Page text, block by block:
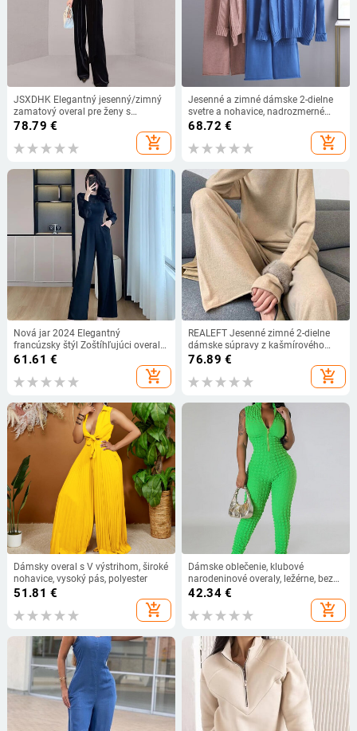
JSXDHK Elegantný jesenný/zimný
zamatový overal pre ženy s
výstrihom do V a dlhým rukávom,
šnurovaním a opaskom, širokými
nohavicami
78.79 €
add_shopping_cart
Jesenné a zimné dámske 2-dielne
svetre a nohavice, nadrozmerné
dámske topy, svetre s káblovým
zväzkom, teplé športové pletené
nohavice, teplákové súpravy
68.72 €
add_shopping_cart
Nová jar 2024 Elegantný
francúzsky štýl Zoštíhľujúci overal
so širokými nohami Dámska móda
61.61 €
add_shopping_cart
REALEFT Jesenné zimné 2-dielne
dámske súpravy z kašmírového
teplákového súpravu 2024, sveter s
teplákové nohavice, pulóver, obleky
76.89 €
add_shopping_cart
Dámsky overal s V výstrihom, široké
nohavice, vysoký pás, polyester
51.81 €
add_shopping_cart
Dámske oblečenie, klubové
narodeninové overaly, ležérne, bez
rukávov, skinny Romper, elastické
nohavice, ceruzkové nohavice,
jogger, fitness overaly
42.34€
add_shopping_cart